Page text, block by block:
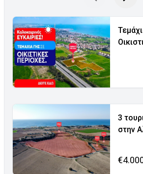
3
στην